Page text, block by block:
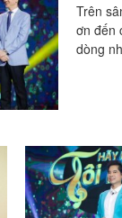
Trên
ơn đến
dòng